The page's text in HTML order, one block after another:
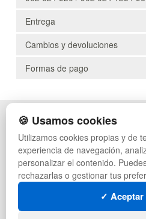
Entrega
Cambios y devoluciones
Formas de pago
POLÍTICA DE PRIVACIDAD
CONDICIONES DE USO
CAMBIOS Y DEVOLUCIONES
CONTACTO
QUIENES SOMOS
MAPA WEB
PREGUNTAS FRECUENTES
🍪 Usamos cookies
Utilizamos cookies propias y de
experiencia de navegación,
personalizar el contenido.
rechazarlas o gestionar tus
✓ Aceptar